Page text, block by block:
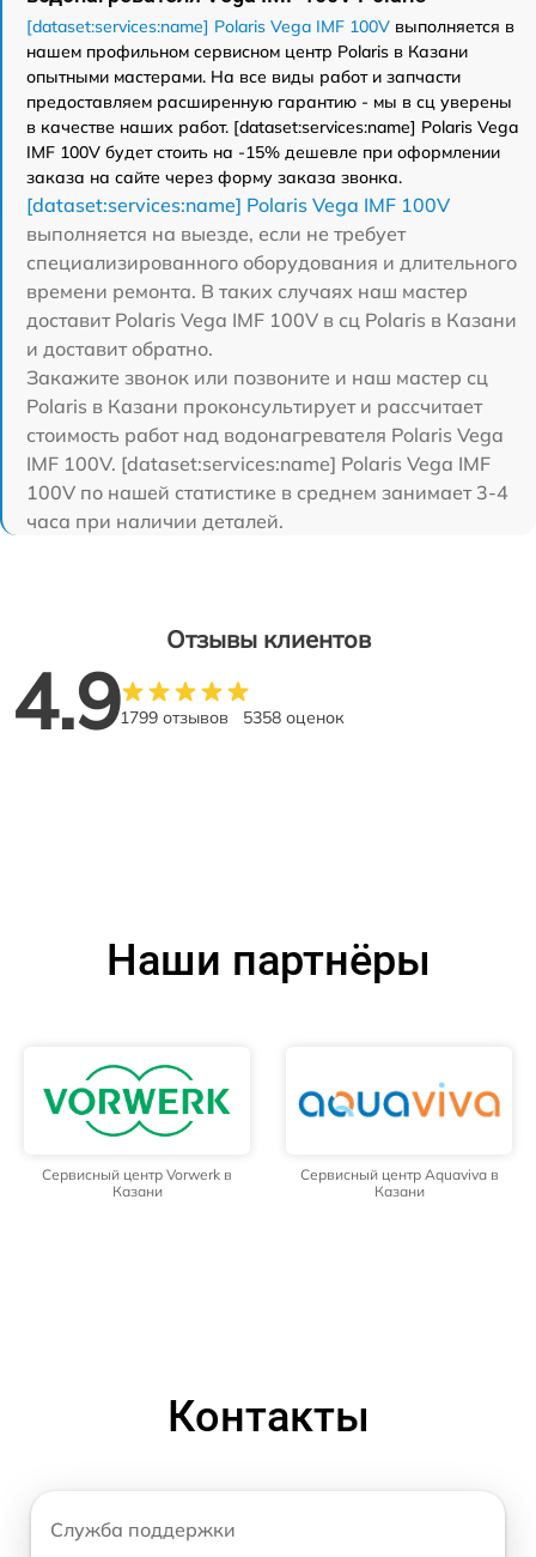
[dataset:services:name] Polaris Vega IMF 100V выполняется в
нашем профильном сервисном центр Polaris в Казани
опытными мастерами. На все виды работ и запчасти
предоставляем расширенную гарантию - мы в сц уверены
в качестве наших работ. [dataset:services:name] Polaris Vega
IMF 100V будет стоить на -15% дешевле при оформлении
заказа на сайте через форму заказа звонка.
[dataset:services:name] Polaris Vega IMF 100V
выполняется на выезде, если не требует
специализированного оборудования и длительного
времени ремонта. В таких случаях наш мастер
доставит Polaris Vega IMF 100V в сц Polaris в Казани
и доставит обратно.
Закажите звонок или позвоните и наш мастер сц
Polaris в Казани проконсультирует и рассчитает
стоимость работ над водонагревателя Polaris Vega
IMF 100V. [dataset:services:name] Polaris Vega IMF
100V по нашей статистике в среднем занимает 3-4
часа при наличии деталей.
Отзывы клиентов
4.91799 отзывов 5358 оценок
Наши партнёры
Сервисный центр Vorwerk в
Казани
Сервисный центр Aquaviva в
Казани
Контакты
Служба поддержки